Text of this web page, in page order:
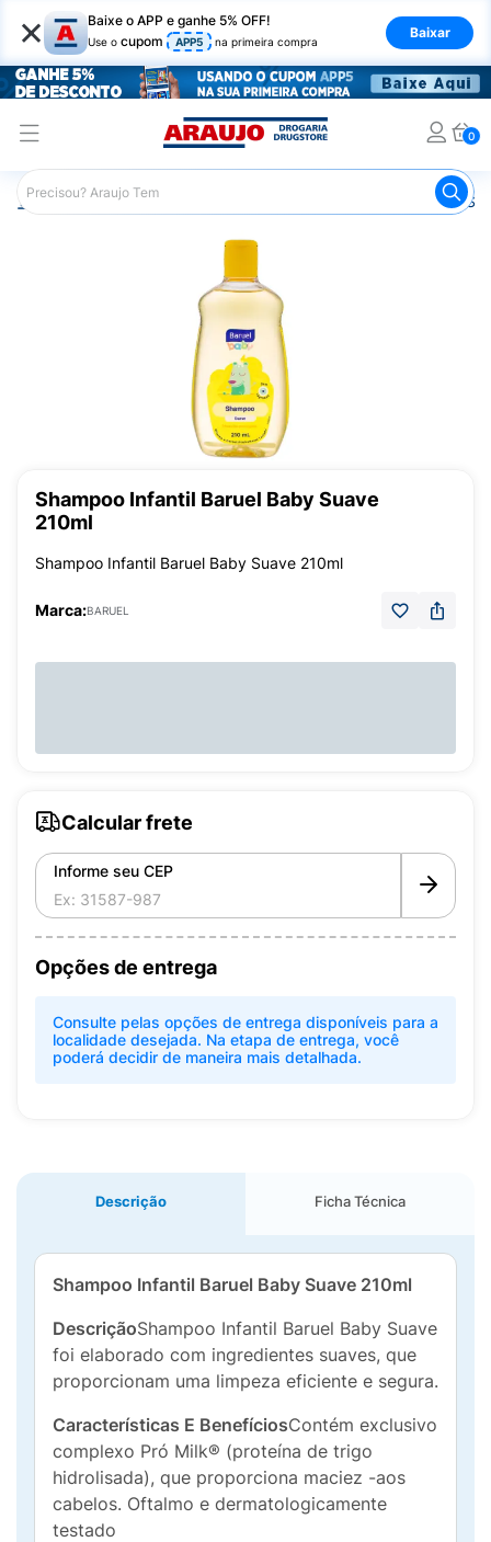
× Baixe o APP e ganhe 5% OFF!
Use o cupom APP5 na primeira compra
Baixar
0
Araujo Infantil Shampoo Infantil
Shampoo Infantil Baruel Baby Suave
210ml
Shampoo Infantil Baruel Baby Suave 210ml
Marca:BARUEL
Calcular frete
Informe seu CEP
Opções de entrega
Consulte pelas opções de entrega disponíveis para a
localidade desejada. Na etapa de entrega, você
poderá decidir de maneira mais detalhada.
Descrição Ficha Técnica
Shampoo Infantil Baruel Baby Suave 210ml
DescriçãoShampoo Infantil Baruel Baby Suave
foi elaborado com ingredientes suaves, que
proporcionam uma limpeza eficiente e segura.
Características E BenefíciosContém exclusivo
complexo Pró Milk® (proteína de trigo
hidrolisada), que proporciona maciez -aos
cabelos. Oftalmo e dermatologicamente
testado